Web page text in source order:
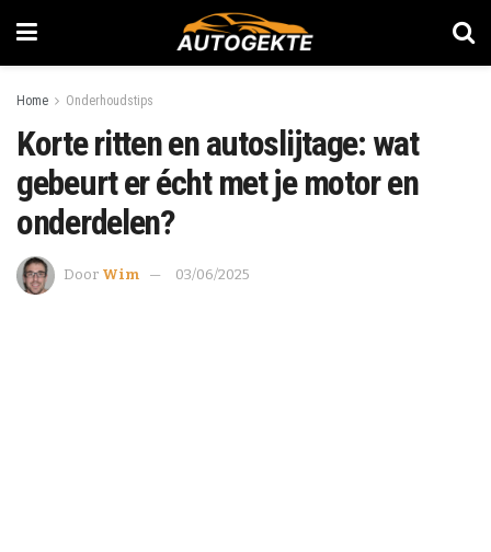
Home Onderhoudstips
Korte ritten en autoslijtage: wat
gebeurt er écht met je motor en
onderdelen?
Door Wim 03/06/2025